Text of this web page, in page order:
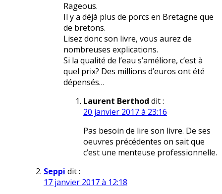
Rageous.
Il y a déjà plus de porcs en Bretagne que
de bretons.
Lisez donc son livre, vous aurez de
nombreuses explications.
Si la qualité de l’eau s’améliore, c’est à
quel prix? Des millions d’euros ont été
dépensés…
Laurent Berthod dit :
20 janvier 2017 à 23:16
Pas besoin de lire son livre. De ses
oeuvres précédentes on sait que
c’est une menteuse professionnelle.
Seppi dit :
17 janvier 2017 à 12:18